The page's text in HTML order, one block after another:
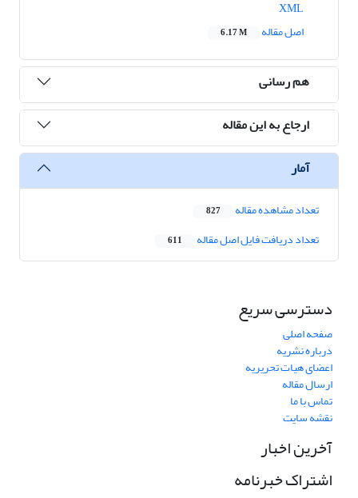
اصل مقاله
6.17 M
هم رسانی
ارجاع به این مقاله
آمار
تعداد مشاهده مقاله 827
تعداد دریافت فایل اصل مقاله 611
دسترسی سریع
صفحه اصلی
درباره نشریه
اعضای هیات تحریریه
ارسال مقاله
تماس با ما
نقشه سایت
آخرین اخبار
اشتراک خبرنامه